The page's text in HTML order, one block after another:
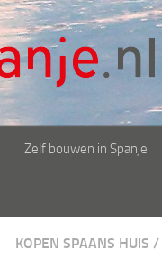
Zelf bouwen in Spanje
KOPEN SPAANS HUIS /